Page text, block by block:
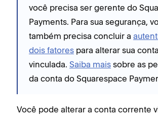
você precisa ser gerente do
Payments. Para sua segurança,
também precisa concluir a
dois fatores para alterar sua
vinculada. Saiba mais sobre as
da conta do Squarespace
Você pode alterar a conta corrente